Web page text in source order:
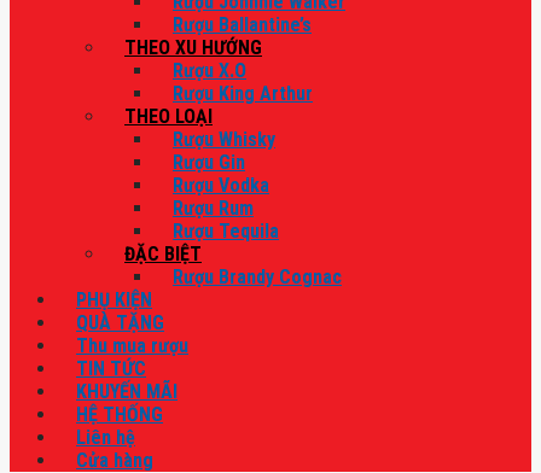
Rượu Ballantine’s
THEO XU HƯỚNG
Rượu X.O
Rượu King Arthur
THEO LOẠI
Rượu Whisky
Rượu Gin
Rượu Vodka
Rượu Rum
Rượu Tequila
ĐẶC BIỆT
Rượu Brandy Cognac
PHỤ KIỆN
QUÀ TẶNG
Thu mua rượu
TIN TỨC
KHUYẾN MÃI
HỆ THỐNG
Liên hệ
Cửa hàng